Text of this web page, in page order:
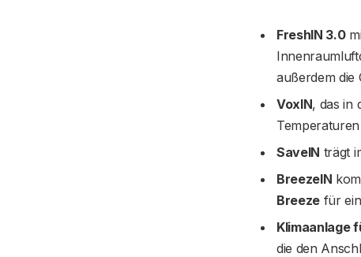
FreshIN 3.0
außerdem die
VoxIN, das in
SaveIN trägt
BreezeIN
Breeze für
Klimaanlage
die den